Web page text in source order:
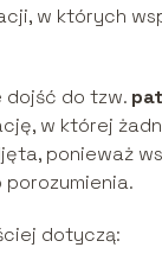
w których
dojść do tzw.
w której
ponieważ
dotyczą: